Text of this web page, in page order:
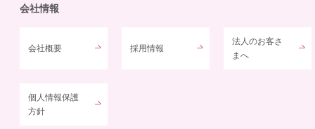
会社情報
会社概要 採用情報
法人のお客さ
まへ
個人情報保護
方針